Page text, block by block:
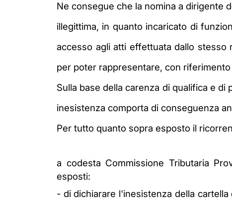
Ne consegue che la nomina a dirigente
illegittima, in quanto incaricato di
accesso agli atti effettuata dallo
per poter rappresentare, con
Sulla base della carenza di qualifica e
inesistenza comporta di conseguenza
Per tutto quanto sopra esposto il
a codesta Commissione Tributaria
esposti:
- di dichiarare l'inesistenza della